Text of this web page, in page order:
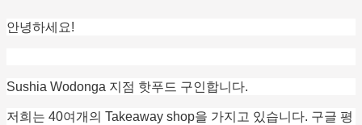
안녕하세요!
Sushia Wodonga 지점 핫푸드 구인합니다.
저희는 40여개의 Takeaway shop을 가지고 있습니다. 구글 평